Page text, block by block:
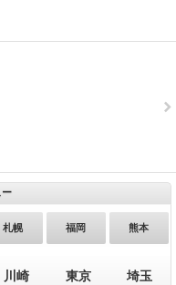
ー
札幌 福岡 熊本
川崎 東京 埼玉